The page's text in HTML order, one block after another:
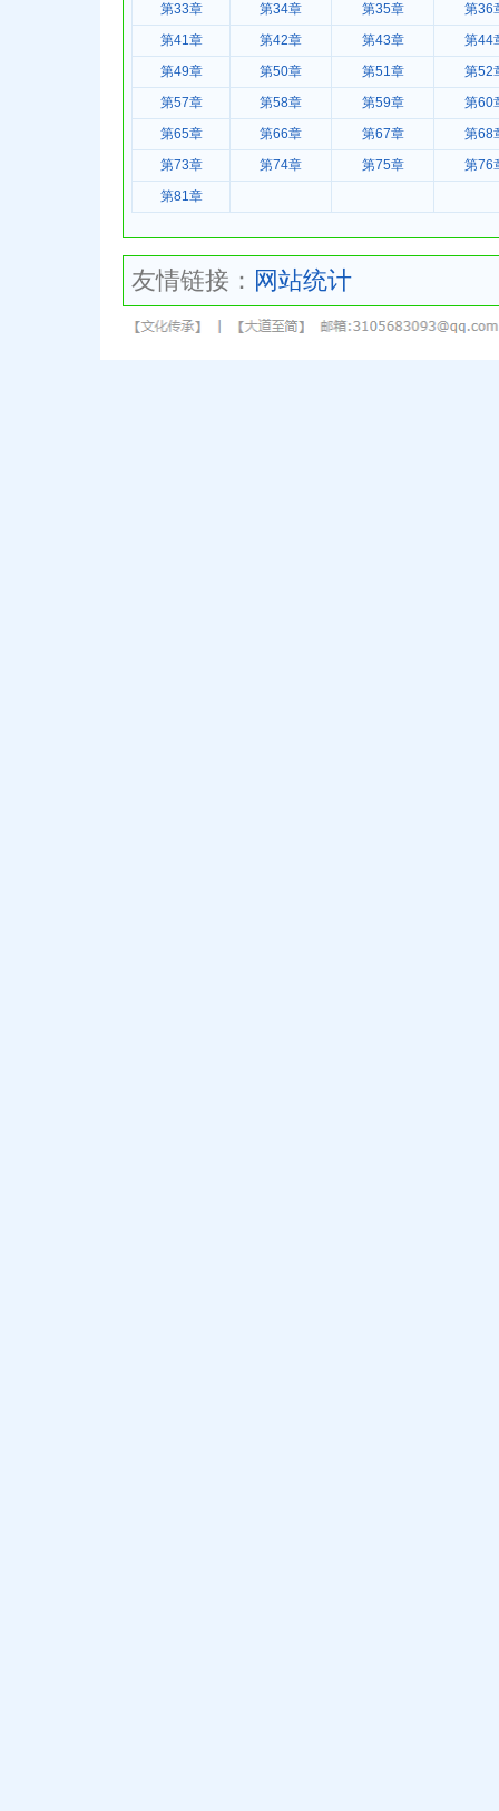
第33章
第34章 第35章
第36
第41章
第42章 第43章
第44
第49章
第50章 第51章
第52
第57章
第58章 第59章
第60
第65章
第66章 第67章
第68
第73章
第74章 第75章
第76
第81章
友情链接： 网站统计